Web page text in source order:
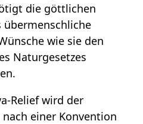
die göttlichen
übermenschliche
wie sie den
Naturgesetzes
Relief wird der
einer Konvention